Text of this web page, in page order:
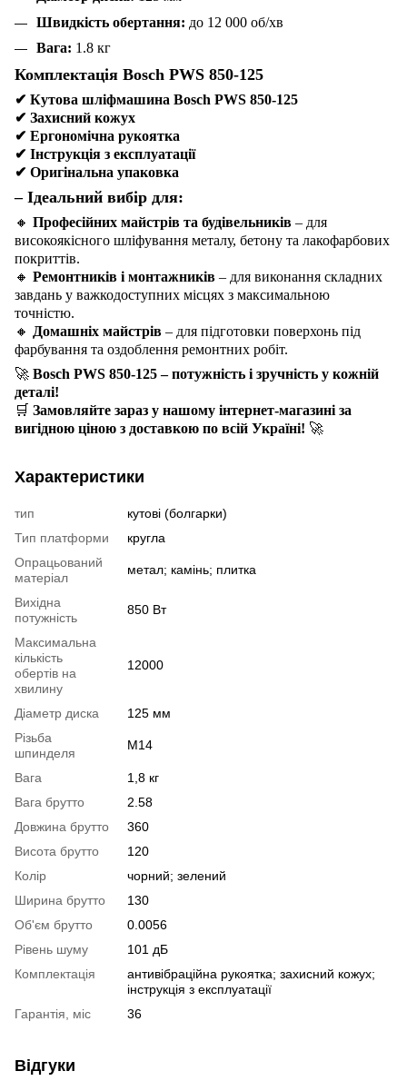
Швидкість обертання: до 12 000 об/хв
Вага: 1.8 кг
Комплектація Bosch PWS 850-125
✔ Кутова шліфмашина Bosch PWS 850-125
✔ Захисний кожух
✔ Ергономічна рукоятка
✔ Інструкція з експлуатації
✔ Оригінальна упаковка
– Ідеальний вибір для:
🔸 Професійних майстрів та будівельників – для
високоякісного шліфування металу, бетону та лакофарбових
покриттів.
🔸 Ремонтників і монтажників – для виконання складних
завдань у важкодоступних місцях з максимальною
точністю.
🔸 Домашніх майстрів – для підготовки поверхонь під
фарбування та оздоблення ремонтних робіт.
🚀 Bosch PWS 850-125 – потужність і зручність у кожній
деталі!
🛒 Замовляйте зараз у нашому інтернет-магазині за
вигідною ціною з доставкою по всій Україні! 🚀
Характеристики
тип
кутові (болгарки)
Тип платформи
кругла
Опрацьований
матеріал
метал; камінь; плитка
Вихідна
потужність
850 Вт
Максимальна
кількість
обертів на
хвилину
12000
Діаметр диска
125 мм
Різьба
шпинделя
M14
Вага
1,8 кг
Вага брутто
2.58
Довжина брутто
360
Висота брутто
120
Колір
чорний; зелений
Ширина брутто
130
Об'єм брутто
0.0056
Рівень шуму
101 дБ
Комплектація
антивібраційна рукоятка; захисний кожух;
інструкція з експлуатації
Гарантія, міс
36
Відгуки